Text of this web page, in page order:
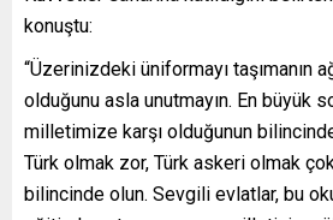
konuştu:
“Üzerinizdeki üniformayı taşımanın
olduğunu asla unutmayın. En büyük
milletimize karşı olduğunun
Türk olmak zor, Türk askeri olmak
bilincinde olun. Sevgili evlatlar, bu